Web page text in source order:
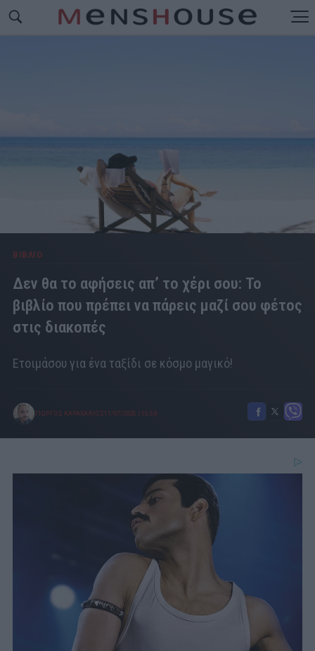
ΒΙΒΛΙΟ
Δεν θα το αφήσεις απ’ το χέρι σου: Το
βιβλίο που πρέπει να πάρεις μαζί σου φέτος
στις διακοπές
Ετοιμάσου για ένα ταξίδι σε κόσμο μαγικό!
ΓΙΩΡΓΟΣ ΚΑΡΑΧΑΛΙΟΣ 11/07/2025 15:58